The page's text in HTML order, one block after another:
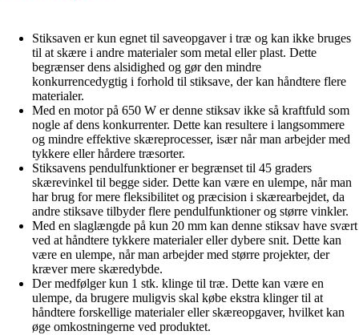
Stiksaven er kun egnet til saveopgaver i træ og kan ikke bruges
til at skære i andre materialer som metal eller plast. Dette
begrænser dens alsidighed og gør den mindre
konkurrencedygtig i forhold til stiksave, der kan håndtere flere
materialer.
Med en motor på 650 W er denne stiksav ikke så kraftfuld som
nogle af dens konkurrenter. Dette kan resultere i langsommere
og mindre effektive skæreprocesser, især når man arbejder med
tykkere eller hårdere træsorter.
Stiksavens pendulfunktioner er begrænset til 45 graders
skærevinkel til begge sider. Dette kan være en ulempe, når man
har brug for mere fleksibilitet og præcision i skærearbejdet, da
andre stiksave tilbyder flere pendulfunktioner og større vinkler.
Med en slaglængde på kun 20 mm kan denne stiksav have svært
ved at håndtere tykkere materialer eller dybere snit. Dette kan
være en ulempe, når man arbejder med større projekter, der
kræver mere skæredybde.
Der medfølger kun 1 stk. klinge til træ. Dette kan være en
ulempe, da brugere muligvis skal købe ekstra klinger til at
håndtere forskellige materialer eller skæreopgaver, hvilket kan
øge omkostningerne ved produktet.